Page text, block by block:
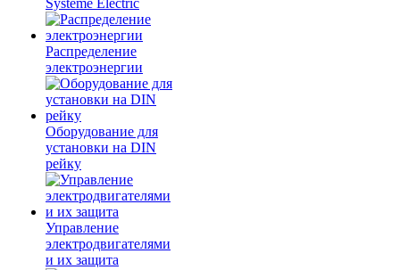
Systeme Electric
Распределение
электроэнергии
Оборудование для
установки на DIN
рейку
Управление
электродвигателями
и их защита